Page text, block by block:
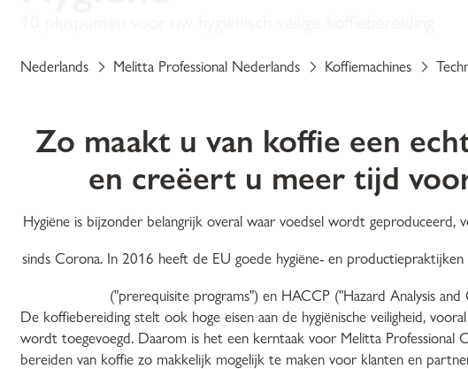
Nederlands Melitta Professional Nederlands Koffiemachines
Zo maakt u van koffie een
en creëert u meer tijd
Hygiëne is bijzonder belangrijk overal waar voedsel wordt
sinds Corona. In 2016 heeft de EU goede hygiëne- en productiepraktijken
("prerequisite programs") en HACCP ("Hazard Analysis
De koffiebereiding stelt ook hoge eisen aan de hygiënische veiligheid,
wordt toegevoegd. Daarom is het een kerntaak voor Melitta Professional
bereiden van koffie zo makkelijk mogelijk te maken voor klanten en